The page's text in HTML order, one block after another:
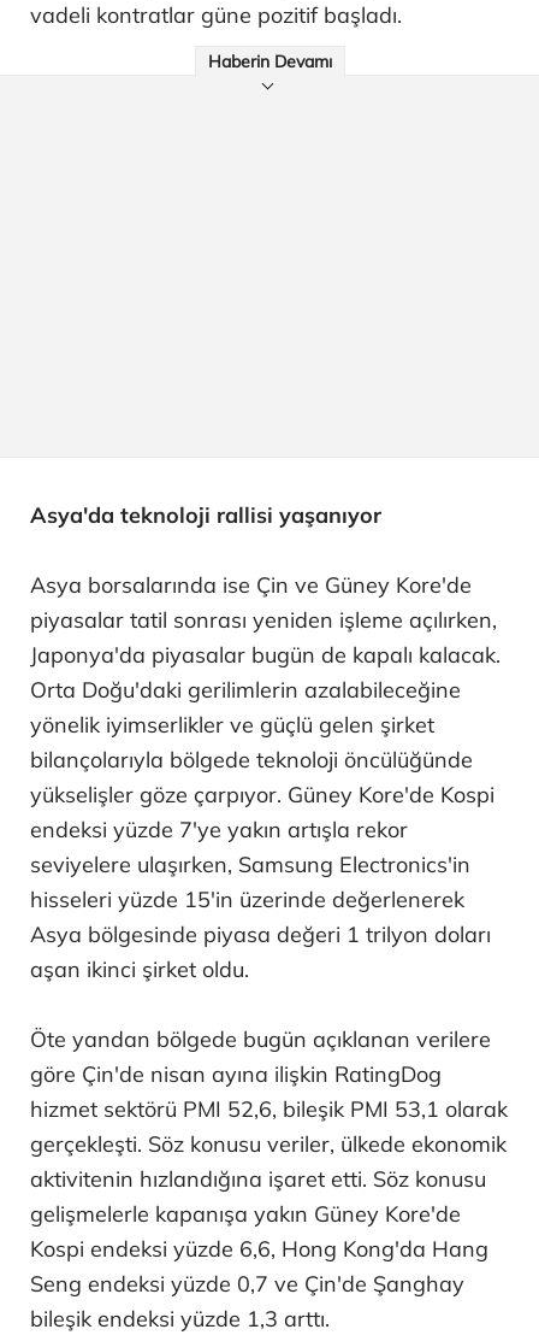
vadeli kontratlar güne pozitif başladı.
Haberin Devamı
Asya'da teknoloji rallisi yaşanıyor
Asya borsalarında ise Çin ve Güney Kore'de
piyasalar tatil sonrası yeniden işleme açılırken,
Japonya'da piyasalar bugün de kapalı kalacak.
Orta Doğu'daki gerilimlerin azalabileceğine
yönelik iyimserlikler ve güçlü gelen şirket
bilançolarıyla bölgede teknoloji öncülüğünde
yükselişler göze çarpıyor. Güney Kore'de Kospi
endeksi yüzde 7'ye yakın artışla rekor
seviyelere ulaşırken, Samsung Electronics'in
hisseleri yüzde 15'in üzerinde değerlenerek
Asya bölgesinde piyasa değeri 1 trilyon doları
aşan ikinci şirket oldu.
Öte yandan bölgede bugün açıklanan verilere
göre Çin'de nisan ayına ilişkin RatingDog
hizmet sektörü PMI 52,6, bileşik PMI 53,1 olarak
gerçekleşti. Söz konusu veriler, ülkede ekonomik
aktivitenin hızlandığına işaret etti. Söz konusu
gelişmelerle kapanışa yakın Güney Kore'de
Kospi endeksi yüzde 6,6, Hong Kong'da Hang
Seng endeksi yüzde 0,7 ve Çin'de Şanghay
bileşik endeksi yüzde 1,3 arttı.